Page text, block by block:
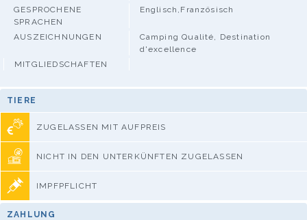
GESPROCHENE
SPRACHEN
Englisch,Französisch
AUSZEICHNUNGEN
Camping Qualité, Destination
d'excellence
MITGLIEDSCHAFTEN
TIERE
ZUGELASSEN MIT AUFPREIS
NICHT IN DEN UNTERKÜNFTEN ZUGELASSEN
IMPFPFLICHT
ZAHLUNG